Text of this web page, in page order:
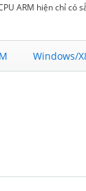
ARM hiện chỉ có
Windows/